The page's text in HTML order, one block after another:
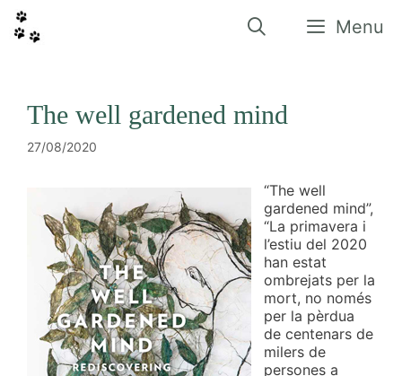
contingut
Menu
The well gardened mind
27/08/2020
“The well
gardened mind”,
“La primavera i
l’estiu del 2020
han estat
ombrejats per la
mort, no només
per la pèrdua
de centenars de
milers de
persones a